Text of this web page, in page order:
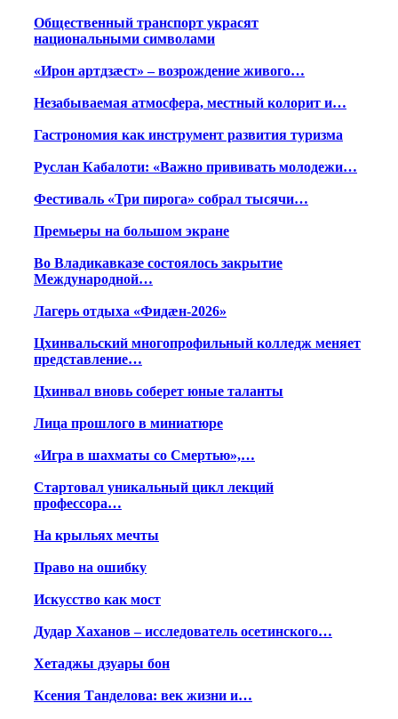
Общественный транспорт украсят
национальными символами
«Ирон артдзæст» – возрождение живого…
Незабываемая атмосфера, местный колорит и…
Гастрономия как инструмент развития туризма
Руслан Кабалоти: «Важно прививать молодежи…
Фестиваль «Три пирога» собрал тысячи…
Премьеры на большом экране
Во Владикавказе состоялось закрытие
Международной…
Лагерь отдыха «Фидæн-2026»
Цхинвальский многопрофильный колледж меняет
представление…
Цхинвал вновь соберет юные таланты
Лица прошлого в миниатюре
«Игра в шахматы со Смертью»,…
Стартовал уникальный цикл лекций
профессора…
На крыльях мечты
Право на ошибку
Искусство как мост
Дудар Хаханов – исследователь осетинского…
Хетаджы дзуары бон
Ксения Танделова: век жизни и…